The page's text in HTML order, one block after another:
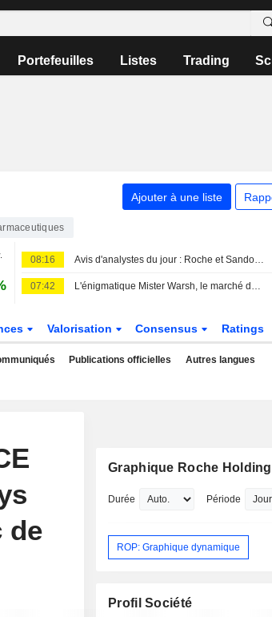
Portefeuilles Listes Trading
Ajouter à une liste
08:16 Avis d'analystes du jour : Roche et Sandoz séduisent, UBS dégrade sèchement Sopra
07:42 L'énigmatique Mister Warsh, le marché du travail et les taux
Valorisation Consensus Ratings
Publications officielles Autres langues
de
Graphique Roche Holding
Durée Période
ROP: Graphique dynamique
Profil Société